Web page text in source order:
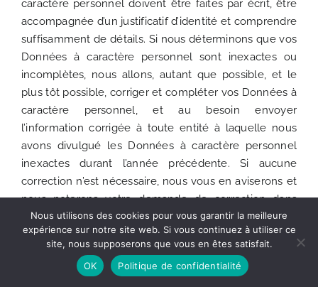
caractère personnel doivent être faites par écrit, être
accompagnée d’un justificatif d’identité et comprendre
suffisamment de détails. Si nous déterminons que vos
Données à caractère personnel sont inexactes ou
incomplètes, nous allons, autant que possible, et le
plus tôt possible, corriger et compléter vos Données à
caractère personnel, et au besoin envoyer
l’information corrigée à toute entité à laquelle nous
avons divulgué les Données à caractère personnel
inexactes durant l’année précédente. Si aucune
correction n’est nécessaire, nous vous en aviserons et
nous noterons votre demande de correction dans
votre fichier.
Suppression:
Vous avez le droit d’obtenir de METAL SYSTEM la
Nous utilisons des cookies pour vous garantir la meilleure
expérience sur notre site web. Si vous continuez à utiliser ce
site, nous supposerons que vous en êtes satisfait.
OK
Politique de confidentialité